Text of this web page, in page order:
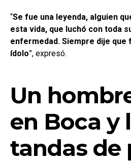
“Se fue una leyenda, alguien
esta vida, que luchó con toda
enfermedad. Siempre dije que
ídolo”, expresó.
Un
en Boca y
tandas de